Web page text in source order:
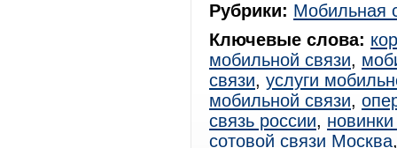
Рубрики: Мобильная
Ключевые слова:
мобильной связи,
связи, услуги
мобильной связи,
связь россии,
сотовой связи Москва